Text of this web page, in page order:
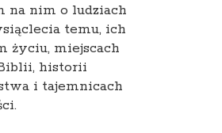
na nim o ludziach
temu, ich
życiu, miejscach
historii
i tajemnicach